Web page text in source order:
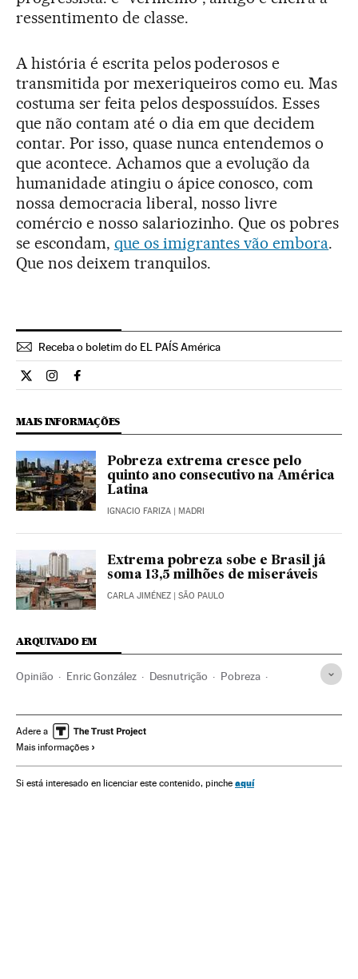
ressentimento de classe.
A história é escrita pelos poderosos e
transmitida por mexeriqueiros como eu. Mas
costuma ser feita pelos despossuídos. Esses
que não contam até o dia em que decidem
contar. Por isso, quase nunca entendemos o
que acontece. Achamos que a evolução da
humanidade atingiu o ápice conosco, com
nossa democracia liberal, nosso livre
comércio e nosso salariozinho. Que os pobres
se escondam, que os imigrantes vão embora.
Que nos deixem tranquilos.
Receba o boletim do EL PAÍS América
Opiniao El País Brasil en Twitter
Opiniao El País Brasil en Instagram
Opiniao El País Brasil en Facebook
MAIS INFORMAÇÕES
Pobreza extrema cresce pelo
quinto ano consecutivo na América
Latina
IGNACIO FARIZA | MADRI
Extrema pobreza sobe e Brasil já
soma 13,5 milhões de miseráveis
CARLA JIMÉNEZ | SÃO PAULO
ARQUIVADO EM
Opinião Enric González Desnutrição Pobreza
Espanha Sociedade
Adere a
Mais informações
Si está interesado en licenciar este contenido, pinche aquí